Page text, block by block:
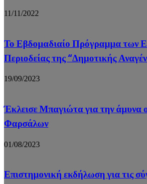
11/11/2022
Το Εβδομαδιαίο Πρόγραμμα των
Περιοδείας της “Δημοτικής
19/09/2023
Έκλεισε Μπαγιώτα για την άμυνα
Φαρσάλων
01/08/2023
Επιστημονική εκδήλωση για τις